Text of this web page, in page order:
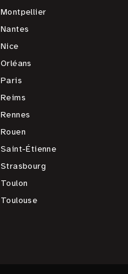
Montpellier
Nantes
Nice
Orléans
Paris
Reims
Rennes
Rouen
Saint-Étienne
Strasbourg
Toulon
Toulouse